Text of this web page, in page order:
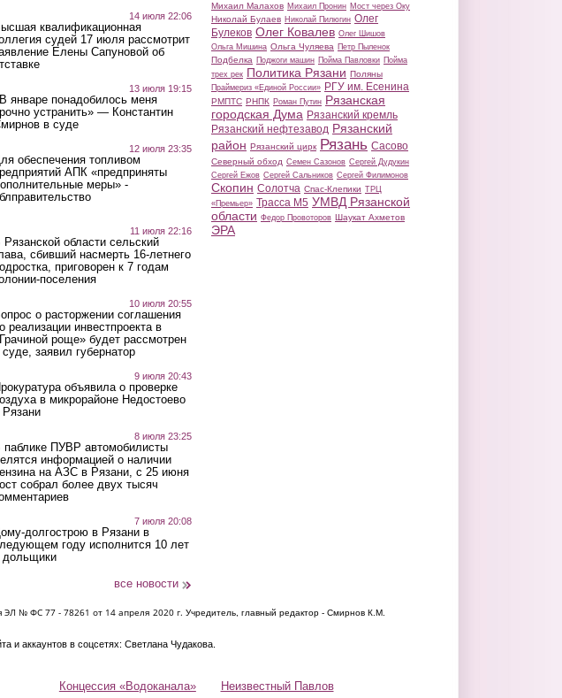
14 июля 22:06
квалификационная
судей 17 июля рассмотрит
Елены Сапуновой об
13 июля 19:15
январе понадобилось меня
устранить» — Константин
в суде
12 июля 23:35
обеспечения топливом
АПК «предприняты
меры» -
11 июля 22:16
Рязанской области сельский
сбивший насмерть 16-летнего
приговорен к 7 годам
поселения
10 июля 20:55
о расторжении соглашения
реализации инвестпроекта в
роще» будет рассмотрен
суде, заявил губернатор
9 июля 20:43
объявила о проверке
в микрорайоне Недостоево
Рязани
8 июля 23:25
паблике ПУВР автомобилисты
информацией о наличии
на АЗС в Рязани, с 25 июня
собрал более двух тысяч
7 июля 20:08
долгострою в Рязани в
году исполнится 10 лет
дольщики
все новости
Михаил Малахов Михаил Пронин Мост через Оку
Николай Булаев Николай Пилюгин Олег
Булеков Олег Ковалев Олег Шишов
Ольга Мишина Ольга Чуляева Петр Пыленок
Подбелка Поджоги машин Пойма Павловки Пойма
трех рек Политика Рязани Поляны
Праймериз «Единой России» РГУ им. Есенина
РМПТС РНПК Роман Путин Рязанская
городская Дума Рязанский кремль
Рязанский нефтезавод Рязанский
район Рязанский цирк Рязань Сасово
Северный обход Семен Сазонов Сергей Дудукин
Сергей Ежов Сергей Сальников Сергей Филимонов
Скопин Солотча Спас-Клепики ТРЦ
«Премьер» Трасса М5 УМВД Рязанской
области Федор Провоторов Шаукат Ахметов
ЭРА
ЭЛ № ФС 77 - 78261 от 14 апреля 2020 г. Учредитель, главный редактор - Смирнов К.М.
и аккаунтов в соцсетях: Светлана Чудакова.
Концессия «Водоканала» Неизвестный Павлов